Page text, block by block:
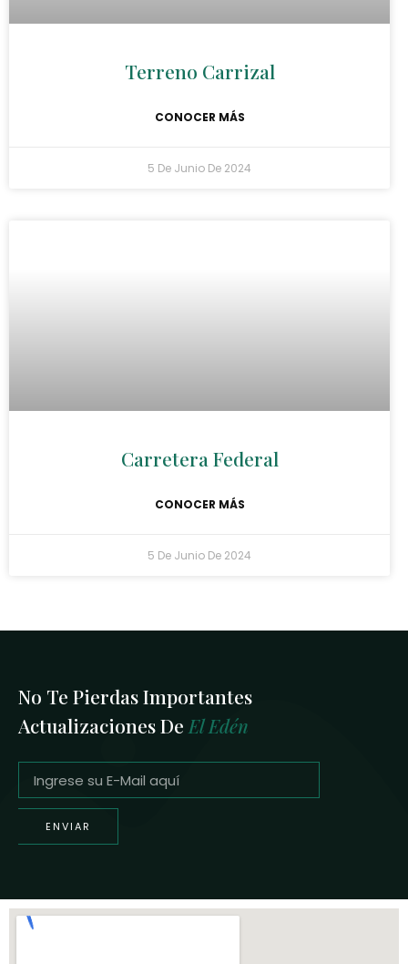
Terreno Carrizal
CONOCER MÁS
5 De Junio De 2024
Carretera Federal
CONOCER MÁS
5 De Junio De 2024
No Te Pierdas Importantes
Actualizaciones De El Edén
ENVIAR